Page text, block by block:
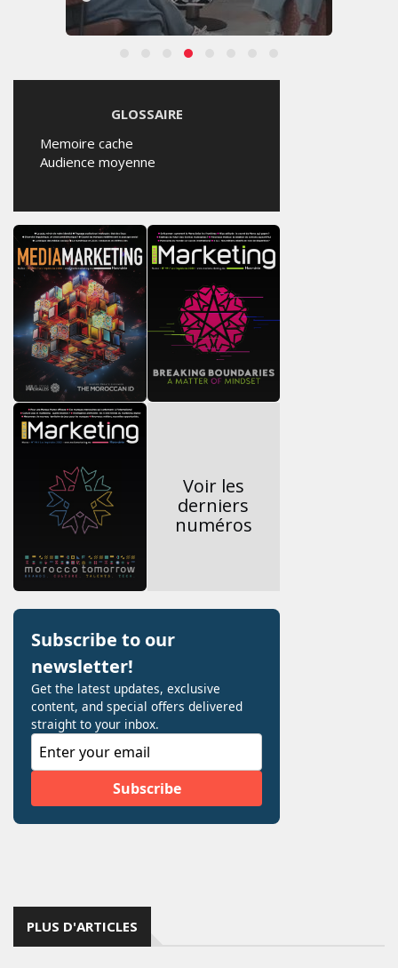
GLOSSAIRE
Memoire cache
Audience moyenne
Voir les
derniers
numéros
PLUS D'ARTICLES